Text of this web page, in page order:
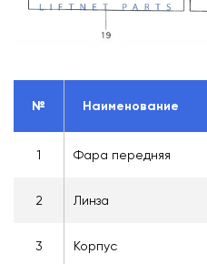
№ Наименование
1 Фара передняя
2 Линза
3 Корпус